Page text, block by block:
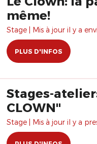
même!
Stage | Mis à jour il y a
PLUS D'INFOS
Stages-
CLOWN"
Stage | Mis à jour il y a